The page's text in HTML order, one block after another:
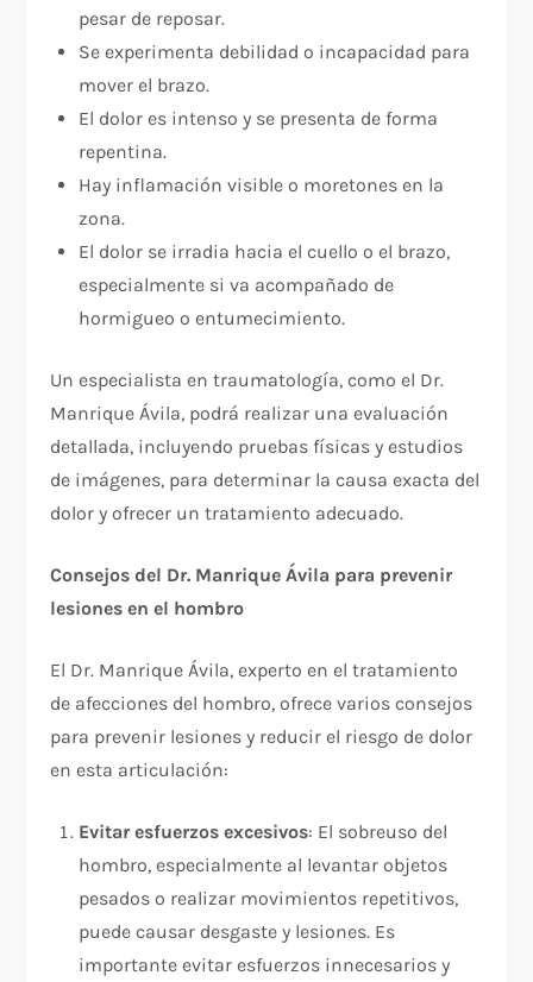
pesar de reposar.
Se experimenta debilidad o incapacidad para
mover el brazo.
El dolor es intenso y se presenta de forma
repentina.
Hay inflamación visible o moretones en la
zona.
El dolor se irradia hacia el cuello o el brazo,
especialmente si va acompañado de
hormigueo o entumecimiento.
Un especialista en traumatología, como el Dr.
Manrique Ávila, podrá realizar una evaluación
detallada, incluyendo pruebas físicas y estudios
de imágenes, para determinar la causa exacta del
dolor y ofrecer un tratamiento adecuado.
Consejos del Dr. Manrique Ávila para prevenir
lesiones en el hombro
El Dr. Manrique Ávila, experto en el tratamiento
de afecciones del hombro, ofrece varios consejos
para prevenir lesiones y reducir el riesgo de dolor
en esta articulación:
Evitar esfuerzos excesivos: El sobreuso del
hombro, especialmente al levantar objetos
pesados o realizar movimientos repetitivos,
puede causar desgaste y lesiones. Es
importante evitar esfuerzos innecesarios y